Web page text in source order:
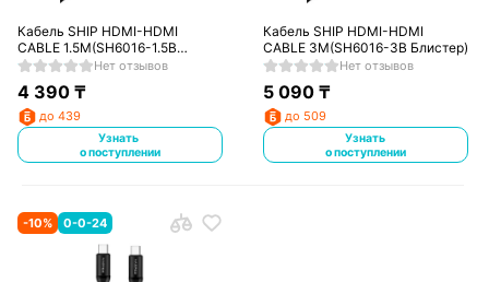
Кабель SHIP HDMI-HDMI
CABLE 1.5M(SH6016-1.5B
Блистер)
Нет отзывов
4 390₸
до 439
Узнать
о поступлении
Кабель SHIP HDMI-HDMI
CABLE 3M(SH6016-3B Блистер)
Нет отзывов
5 090 ₸
до 509
Узнать
о поступлении
-10% 0-0-24